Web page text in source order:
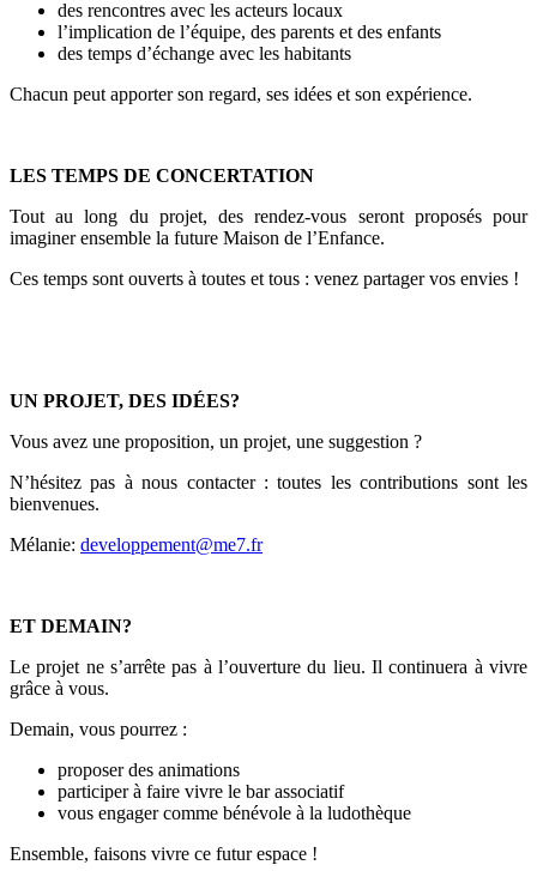
des rencontres avec les acteurs locaux
l’implication de l’équipe, des parents et des enfants
des temps d’échange avec les habitants
Chacun peut apporter son regard, ses idées et son expérience.
LES TEMPS DE CONCERTATION
Tout au long du projet, des rendez-vous seront proposés pour
imaginer ensemble la future Maison de l’Enfance.
Ces temps sont ouverts à toutes et tous : venez partager vos envies !
UN PROJET, DES IDÉES?
Vous avez une proposition, un projet, une suggestion ?
N’hésitez pas à nous contacter : toutes les contributions sont les
bienvenues.
Mélanie: developpement@me7.fr
ET DEMAIN?
Le projet ne s’arrête pas à l’ouverture du lieu. Il continuera à vivre
grâce à vous.
Demain, vous pourrez :
proposer des animations
participer à faire vivre le bar associatif
vous engager comme bénévole à la ludothèque
Ensemble, faisons vivre ce futur espace !